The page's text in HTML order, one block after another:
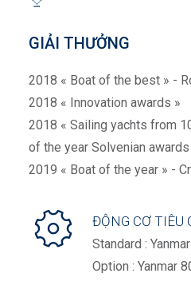
GIẢI THƯỞNG
2018 « Boat of the best » -
2018 « Innovation awards »
2018 « Sailing yachts from
of the year Solvenian awards
2019 « Boat of the year » -
ĐỘNG CƠ TIÊU
Standard :
Option : Yanmar